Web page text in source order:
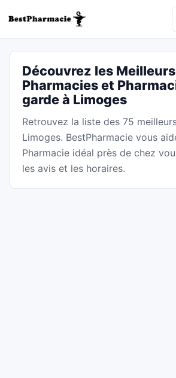
Découvrez les Meilleurs
Pharmacies et
garde à Limoges
Retrouvez la liste des 75
Limoges. BestPharmacie vous
Pharmacie idéal près de chez
les avis et les horaires.